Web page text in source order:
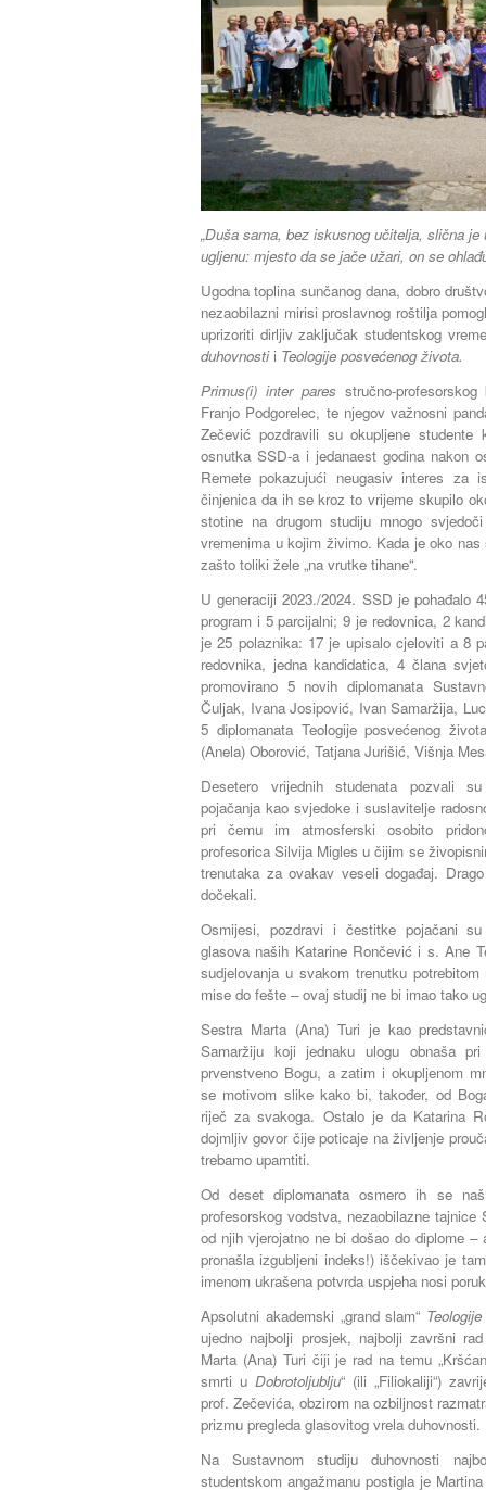
„Duša sama, bez iskusnog učitelja, slična
ugljenu: mjesto da se jače užari, on se
Ugodna toplina sunčanog dana, dobro
nezaobilazni mirisi proslavnog roštilja
uprizoriti dirljiv zaključak studentskog
duhovnostii Teologije posvećenog života.
Primus(i) inter paresstručno-
Franjo Podgorelec, te njegov važnosni
Zečević pozdravili su okupljene studente
osnutka SSD-a i jedanaest godina nakon
Remete pokazujući neugasiv interes za
činjenica da ih se kroz to vrijeme skupilo
stotine na drugom studiju mnogo
vremenima u kojim živimo. Kada je oko
zašto toliki žele „na vrutke tihane“.
U generaciji 2023./2024. SSD je pohađalo
program i 5 parcijalni; 9 je redovnica, 2
je 25 polaznika: 17 je upisalo cjeloviti a 8
redovnika, jedna kandidatica, 4 člana
promovirano 5 novih diplomanata
Čuljak, Ivana Josipović, Ivan Samaržija,
5 diplomanata Teologije posvećenog
(Anela) Oborović, Tatjana Jurišić, Višnja
Desetero vrijednih studenata pozvali
pojačanja kao svjedoke i suslavitelje
pri čemu im atmosferski osobito
profesorica Silvija Migles u čijim se
trenutaka za ovakav veseli događaj.
dočekali.
Osmijesi, pozdravi i čestitke pojačani
glasova naših Katarine Rončević i s. Ane
sudjelovanja u svakom trenutku
mise do fešte – ovaj studij ne bi imao tako
Sestra Marta (Ana) Turi je kao
Samaržiju koji jednaku ulogu obnaša
prvenstveno Bogu, a zatim i okupljenom
se motivom slike kako bi, također, od
riječ za svakoga. Ostalo je da Katarina
dojmljiv govor čije poticaje na življenje
trebamo upamtiti.
Od deset diplomanata osmero ih se
profesorskog vodstva, nezaobilazne
od njih vjerojatno ne bi došao do diplome
pronašla izgubljeni indeks!) iščekivao je
imenom ukrašena potvrda uspjeha nosi
Apsolutni akademski „grand slam“
ujedno najbolji prosjek, najbolji završni
Marta (Ana) Turi čiji je rad na temu
smrti u Dobrotoljublju“ (ili „Filiokaliji“)
prof. Zečevića, obzirom na ozbiljnost
prizmu pregleda glasovitog vrela duhovnosti.
Na Sustavnom studiju duhovnosti
studentskom angažmanu postigla je